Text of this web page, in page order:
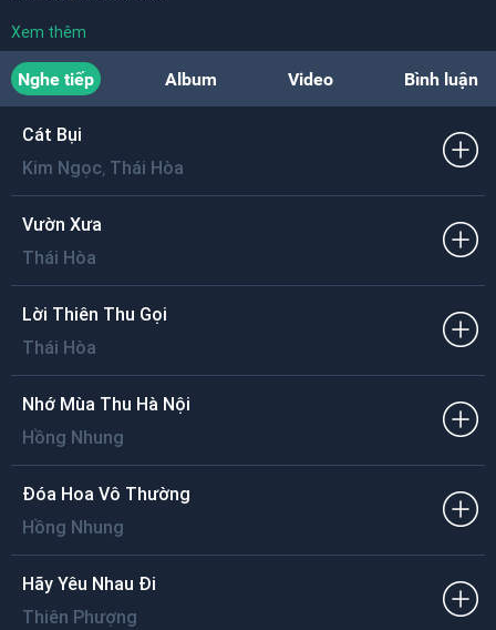
Ngoài phố mùa đông
Ru đời đi nhé
Cho ta nương nhờ lúc thở than
Chân đi nằng nặng
Ru đời đi nhé
Lênh đênh vào giấc ngủ ngon
Cho tôi tay gối mong manh
Xem thêm
Nghe tiếp Album Video Bình luận
Cát Bụi
Kim Ngọc, Thái Hòa
Vườn Xưa
Thái Hòa
Lời Thiên Thu Gọi
Thái Hòa
Nhớ Mùa Thu Hà Nội
Hồng Nhung
Đóa Hoa Vô Thường
Hồng Nhung
Hãy Yêu Nhau Đi
Thiên Phượng